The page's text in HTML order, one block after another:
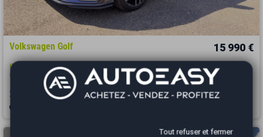
Volkswagen Golf 15 990 €
GTE 1.4 E-Hybrid 204 ch *Radar Av et Ar*Caméra de recul*Entr VW*CT
OK*SOH OK
2017 95000 km HYBRIDE RECHARGEABLE Automatique
Tout refuser et fermer